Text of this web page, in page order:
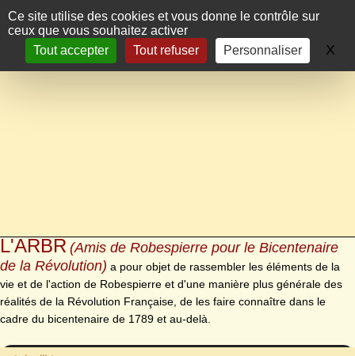
Panneau de gestion des cookies
Ce site utilise des cookies et vous donne le contrôle sur
ceux que vous souhaitez activer
Tout accepter
Tout refuser Personnaliser X
L'ARBR (Amis de Robespierre pour le Bicentenaire
de la Révolution) a pour objet de rassembler les éléments de la
vie et de l'action de Robespierre et d'une manière plus générale des
réalités de la Révolution Française, de les faire connaître dans le
cadre du bicentenaire de 1789 et au-delà.